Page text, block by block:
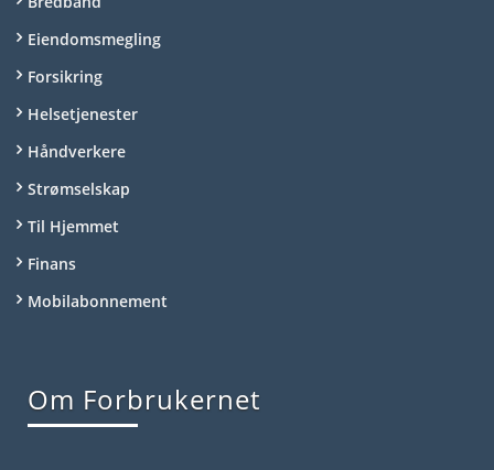
Eiendomsmegling
Forsikring
Helsetjenester
Håndverkere
Strømselskap
Til Hjemmet
Finans
Mobilabonnement
Om Forbrukernet